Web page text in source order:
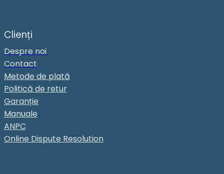
Clienți
Despre noi
Contact
Metode de plată
Politică de retur
Garanție
Manuale
ANPC
Online Dispute Resolution